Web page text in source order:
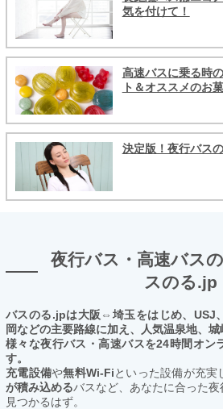
気を付けて！
高速バスに乗る時
ト＆オススメのお
決定版！夜行バス
夜行バス・高速バス
スのる.jp
バスのる.jpは大阪⇔埼玉をはじめ、USJ
岡などの主要路線に加え、人気温泉地、
様々な夜行バス・高速バスを24時間オン
す。
充電設備や無料Wi-Fiといった設備が充実
が積み込めるバスなど、あなたに合った
見つかるはず。